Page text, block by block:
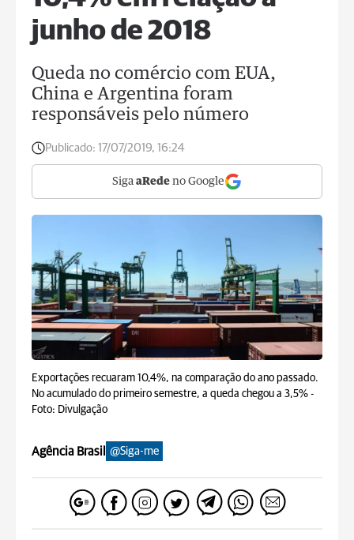
junho de 2018
Queda no comércio com EUA,
China e Argentina foram
responsáveis pelo número
Publicado: 17/07/2019, 16:24
Siga aRede no Google
Exportações recuaram 10,4%, na comparação do ano passado.
No acumulado do primeiro semestre, a queda chegou a 3,5% -
Foto: Divulgação
Agência Brasil @Siga-me